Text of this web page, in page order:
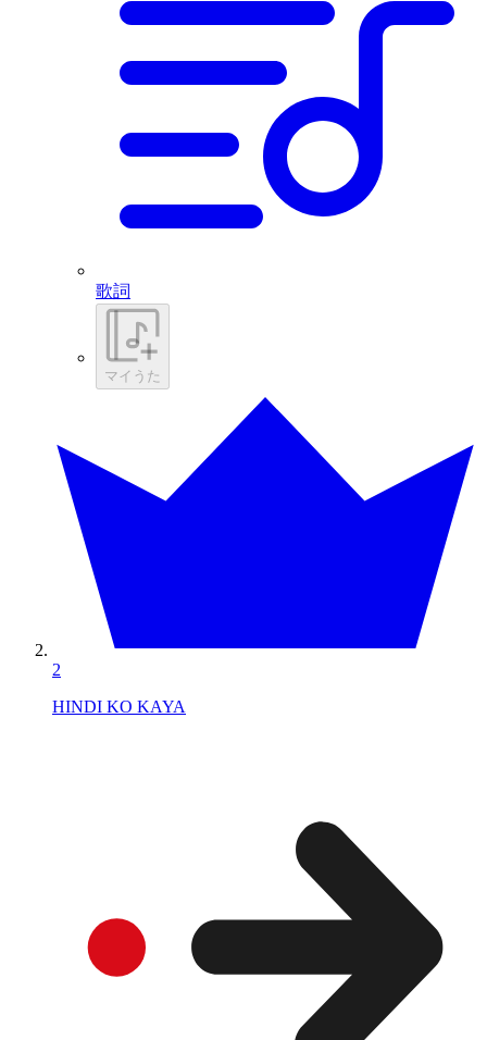
歌詞
マイうた
2
HINDI KO KAYA